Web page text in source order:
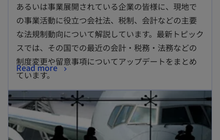
あるいは事業展開されている企業の皆様に、現地で
の事業活動に役立つ会社法、税制、会計などの主要
な法規制動向について解説しています。最新トピック
スでは、その国での最近の会計・税務・法務などの
制度変更や留意事項についてアップデートをまとめ
ています。
Read more